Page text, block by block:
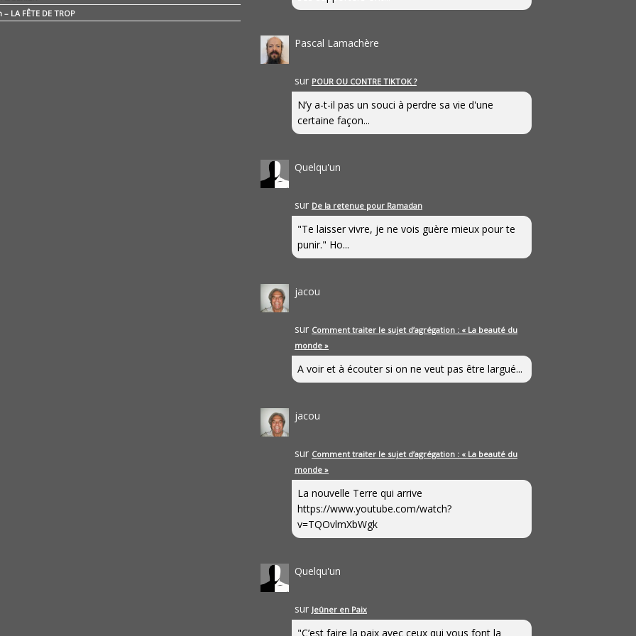
LA FÊTE DE TROP
Pascal Lamachère
sur POUR OU CONTRE TIKTOK ?
N’y a-t-il pas un souci à perdre sa vie d'une
certaine façon...
Quelqu'un
sur De la retenue pour Ramadan
"Te laisser vivre, je ne vois guère mieux pour te
punir." Ho...
jacou
sur Comment traiter le sujet d’agrégation : « La beauté du
monde »
A voir et à écouter si on ne veut pas être largué...
jacou
sur Comment traiter le sujet d’agrégation : « La beauté du
monde »
La nouvelle Terre qui arrive
https://www.youtube.com/watch?
v=TQOvlmXbWgk
Quelqu'un
sur Jeûner en Paix
"C’est faire la paix avec ceux qui vous font la